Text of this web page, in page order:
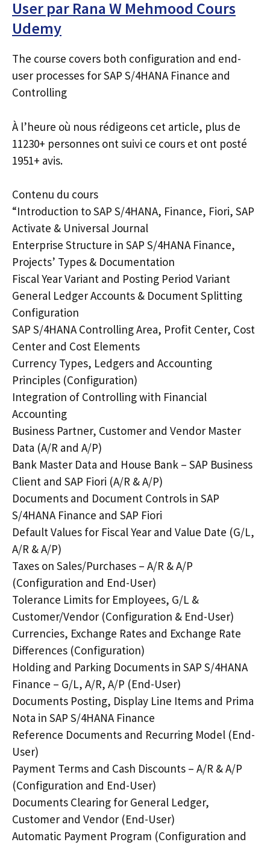
User par Rana W Mehmood Cours
Udemy
The course covers both configuration and end-
user processes for SAP S/4HANA Finance and
Controlling
À l’heure où nous rédigeons cet article, plus de
11230+ personnes ont suivi ce cours et ont posté
1951+ avis.
Contenu du cours
“Introduction to SAP S/4HANA, Finance, Fiori, SAP
Activate & Universal Journal
Enterprise Structure in SAP S/4HANA Finance,
Projects’ Types & Documentation
Fiscal Year Variant and Posting Period Variant
General Ledger Accounts & Document Splitting
Configuration
SAP S/4HANA Controlling Area, Profit Center, Cost
Center and Cost Elements
Currency Types, Ledgers and Accounting
Principles (Configuration)
Integration of Controlling with Financial
Accounting
Business Partner, Customer and Vendor Master
Data (A/R and A/P)
Bank Master Data and House Bank – SAP Business
Client and SAP Fiori (A/R & A/P)
Documents and Document Controls in SAP
S/4HANA Finance and SAP Fiori
Default Values for Fiscal Year and Value Date (G/L,
A/R & A/P)
Taxes on Sales/Purchases – A/R & A/P
(Configuration and End-User)
Tolerance Limits for Employees, G/L &
Customer/Vendor (Configuration & End-User)
Currencies, Exchange Rates and Exchange Rate
Differences (Configuration)
Holding and Parking Documents in SAP S/4HANA
Finance – G/L, A/R, A/P (End-User)
Documents Posting, Display Line Items and Prima
Nota in SAP S/4HANA Finance
Reference Documents and Recurring Model (End-
User)
Payment Terms and Cash Discounts – A/R & A/P
(Configuration and End-User)
Documents Clearing for General Ledger,
Customer and Vendor (End-User)
Automatic Payment Program (Configuration and